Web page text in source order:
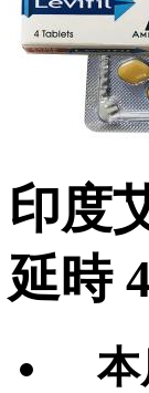
印度
延時
本